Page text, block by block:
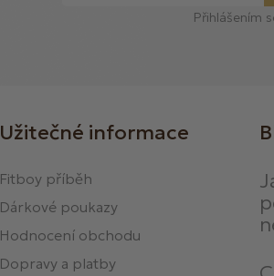
Přihlášením
Užitečné informace
Fitboy příběh
Dárkové poukazy
Hodnocení obchodu
Dopravy a platby